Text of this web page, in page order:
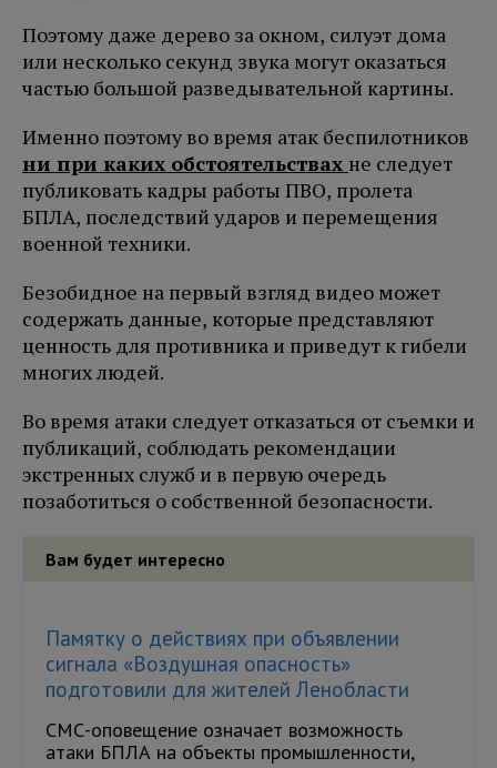
Поэтому даже дерево за окном, силуэт дома
или несколько секунд звука могут оказаться
частью большой разведывательной картины.
Именно поэтому во время атак беспилотников
ни при каких обстоятельствах не следует
публиковать кадры работы ПВО, пролета
БПЛА, последствий ударов и перемещения
военной техники.
Безобидное на первый взгляд видео может
содержать данные, которые представляют
ценность для противника и приведут к гибели
многих людей.
Во время атаки следует отказаться от съемки и
публикаций, соблюдать рекомендации
экстренных служб и в первую очередь
позаботиться о собственной безопасности.
Вам будет интересно
Памятку о действиях при объявлении
сигнала «Воздушная опасность»
подготовили для жителей Ленобласти
СМС-оповещение означает возможность
атаки БПЛА на объекты промышленности,